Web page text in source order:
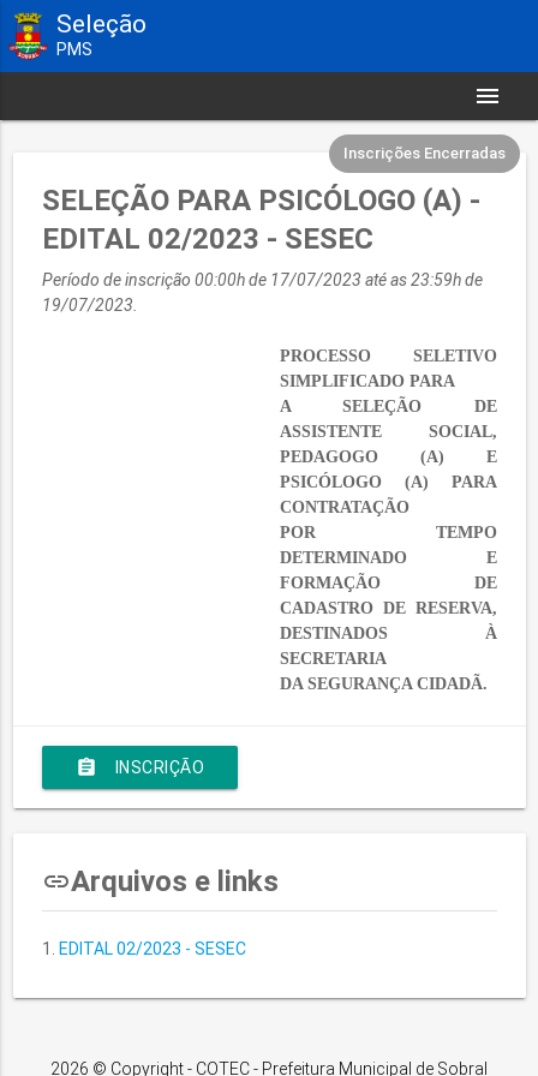
Seleção
PMS
menu
Inscrições Encerradas
SELEÇÃO PARA PSICÓLOGO (A) -
EDITAL 02/2023 - SESEC
Período de inscrição 00:00h de 17/07/2023 até as 23:59h de
19/07/2023.
PROCESSO SELETIVO
SIMPLIFICADO PARA
A SELEÇÃO DE
ASSISTENTE SOCIAL,
PEDAGOGO (A) E
PSICÓLOGO (A) PARA
CONTRATAÇÃO
POR TEMPO
DETERMINADO E
FORMAÇÃO DE
CADASTRO DE RESERVA,
DESTINADOS À
SECRETARIA
DA SEGURANÇA CIDADÃ.
assignment INSCRIÇÃO
insert_linkArquivos e links
EDITAL 02/2023 - SESEC
2026 © Copyright - COTEC - Prefeitura Municipal de Sobral